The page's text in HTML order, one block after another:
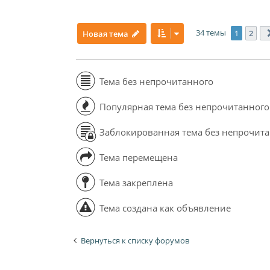
Новая тема 34 темы 1 2
Тема без непрочитанного
Популярная тема без непрочитанного
Заблокированная тема без
Тема перемещена
Тема закреплена
Тема создана как объявление
Вернуться к списку форумов